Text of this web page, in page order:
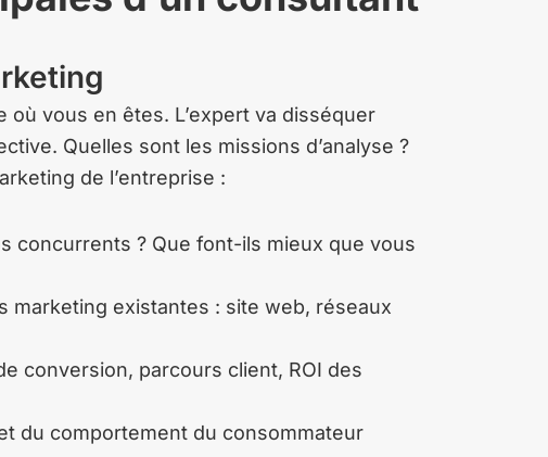
vous en êtes. L’expert va disséquer
Quelles sont les missions d’analyse ?
de l’entreprise :
concurrents ? Que font-ils mieux que vous
marketing existantes : site web, réseaux
conversion, parcours client, ROI des
du comportement du consommateur